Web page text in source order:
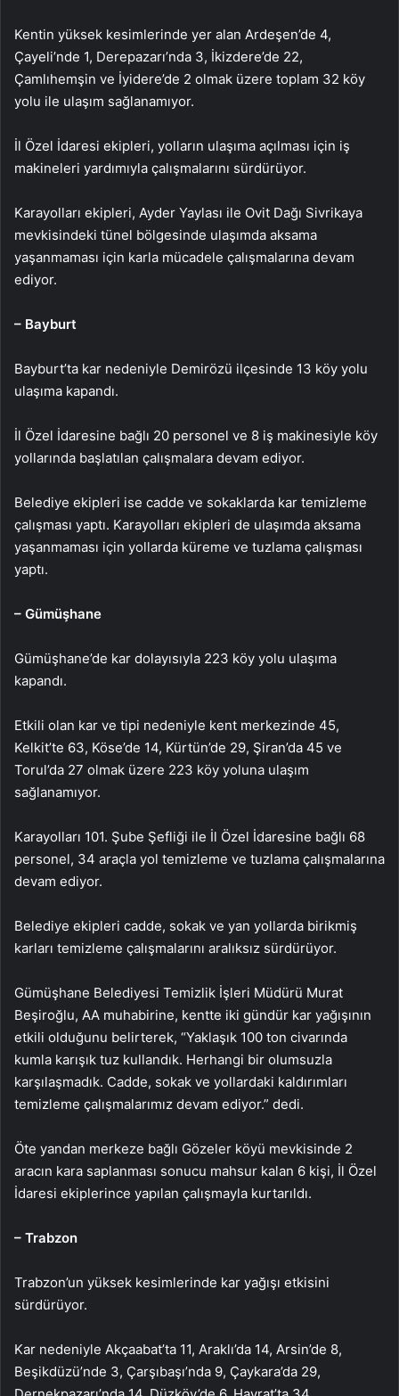
Kentin yüksek kesimlerinde yer alan Ardeşen’de 4,
Çayeli’nde 1, Derepazarı’nda 3, İkizdere’de 22,
Çamlıhemşin ve İyidere’de 2 olmak üzere toplam 32 köy
yolu ile ulaşım sağlanamıyor.
İl Özel İdaresi ekipleri, yolların ulaşıma açılması için iş
makineleri yardımıyla çalışmalarını sürdürüyor.
Karayolları ekipleri, Ayder Yaylası ile Ovit Dağı Sivrikaya
mevkisindeki tünel bölgesinde ulaşımda aksama
yaşanmaması için karla mücadele çalışmalarına devam
ediyor.
– Bayburt
Bayburt’ta kar nedeniyle Demirözü ilçesinde 13 köy yolu
ulaşıma kapandı.
İl Özel İdaresine bağlı 20 personel ve 8 iş makinesiyle köy
yollarında başlatılan çalışmalara devam ediyor.
Belediye ekipleri ise cadde ve sokaklarda kar temizleme
çalışması yaptı. Karayolları ekipleri de ulaşımda aksama
yaşanmaması için yollarda küreme ve tuzlama çalışması
yaptı.
– Gümüşhane
Gümüşhane’de kar dolayısıyla 223 köy yolu ulaşıma
kapandı.
Etkili olan kar ve tipi nedeniyle kent merkezinde 45,
Kelkit’te 63, Köse’de 14, Kürtün’de 29, Şiran’da 45 ve
Torul’da 27 olmak üzere 223 köy yoluna ulaşım
sağlanamıyor.
Karayolları 101. Şube Şefliği ile İl Özel İdaresine bağlı 68
personel, 34 araçla yol temizleme ve tuzlama çalışmalarına
devam ediyor.
Belediye ekipleri cadde, sokak ve yan yollarda birikmiş
karları temizleme çalışmalarını aralıksız sürdürüyor.
Gümüşhane Belediyesi Temizlik İşleri Müdürü Murat
Beşiroğlu, AA muhabirine, kentte iki gündür kar yağışının
etkili olduğunu belirterek, “Yaklaşık 100 ton civarında
kumla karışık tuz kullandık. Herhangi bir olumsuzla
karşılaşmadık. Cadde, sokak ve yollardaki kaldırımları
temizleme çalışmalarımız devam ediyor.” dedi.
Öte yandan merkeze bağlı Gözeler köyü mevkisinde 2
aracın kara saplanması sonucu mahsur kalan 6 kişi, İl Özel
İdaresi ekiplerince yapılan çalışmayla kurtarıldı.
– Trabzon
Trabzon’un yüksek kesimlerinde kar yağışı etkisini
sürdürüyor.
Kar nedeniyle Akçaabat’ta 11, Araklı’da 14, Arsin’de 8,
Beşikdüzü’nde 3, Çarşıbaşı’nda 9, Çaykara’da 29,